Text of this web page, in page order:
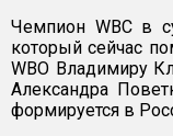
Чемпион WBC в
который сейчас
WBO Владимиру
Александра
формируется в